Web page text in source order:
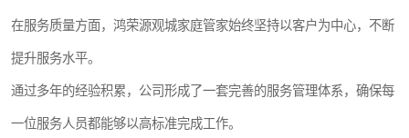
在服务质量方面，鸿荣源观城家庭管家始终坚持以客户为中心，不断
提升服务水平。
通过多年的经验积累，公司形成了一套完善的服务管理体系，确保每
一位服务人员都能够以高标准完成工作。